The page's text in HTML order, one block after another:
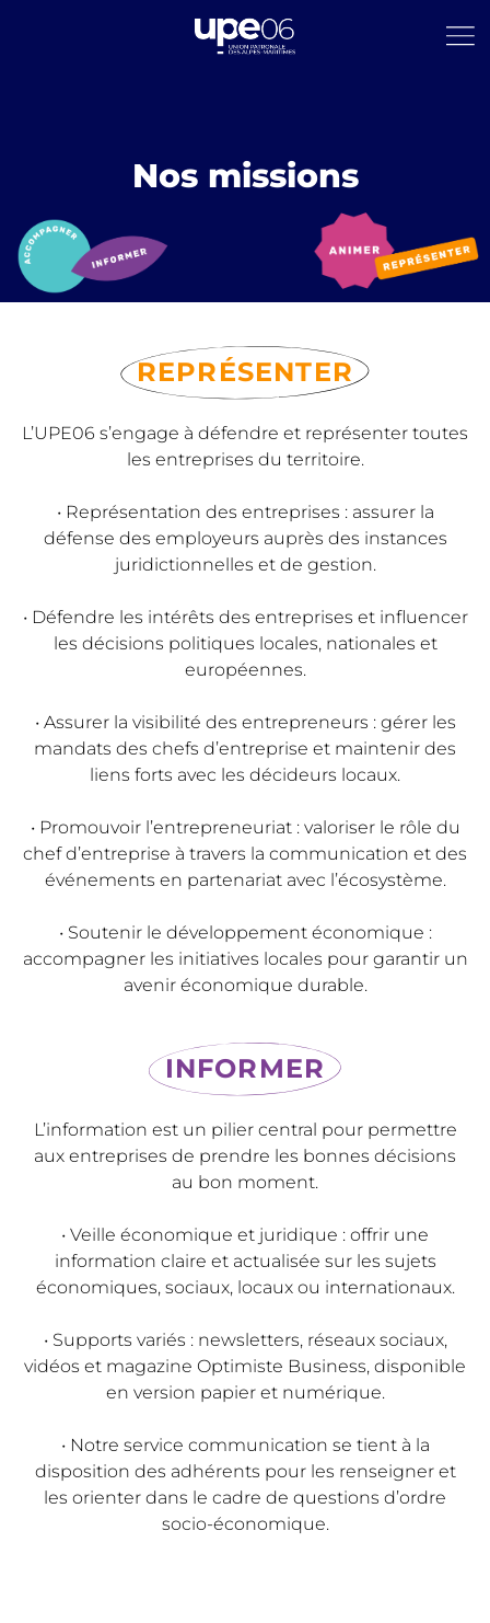
Nos missions
REPRÉSENTER
L’UPE06 s’engage à défendre et représenter toutes
les entreprises du territoire.
• Représentation des entreprises : assurer la
défense des employeurs auprès des instances
juridictionnelles et de gestion.
• Défendre les intérêts des entreprises et influencer
les décisions politiques locales, nationales et
européennes.
• Assurer la visibilité des entrepreneurs : gérer les
mandats des chefs d’entreprise et maintenir des
liens forts avec les décideurs locaux.
• Promouvoir l’entrepreneuriat : valoriser le rôle du
chef d’entreprise à travers la communication et des
événements en partenariat avec l’écosystème.
• Soutenir le développement économique :
accompagner les initiatives locales pour garantir un
avenir économique durable.
INFORMER
L’information est un pilier central pour permettre
aux entreprises de prendre les bonnes décisions
au bon moment.
• Veille économique et juridique : offrir une
information claire et actualisée sur les sujets
économiques, sociaux, locaux ou internationaux.
• Supports variés : newsletters, réseaux sociaux,
vidéos et magazine Optimiste Business, disponible
en version papier et numérique.
• Notre service communication se tient à la
disposition des adhérents pour les renseigner et
les orienter dans le cadre de questions d’ordre
socio-économique.